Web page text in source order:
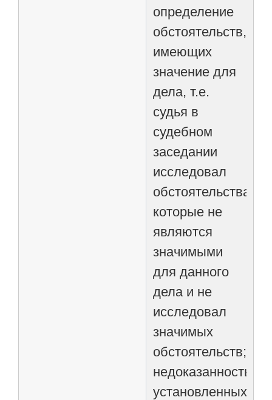
определение
обстоятельств,
имеющих
значение для
дела, т.е.
судья в
судебном
заседании
исследовал
обстоятельства,
которые не
являются
значимыми
для данного
дела и не
исследовал
значимых
обстоятельств;
недоказанность
установленных